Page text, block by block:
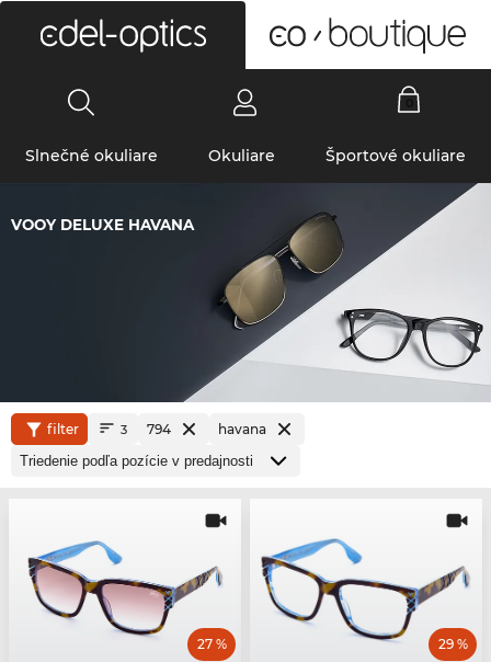
Slnečné okuliare Okuliare Športové okuliare
VOOY DELUXE HAVANA
filter 3 794 havana
27 % 29 %